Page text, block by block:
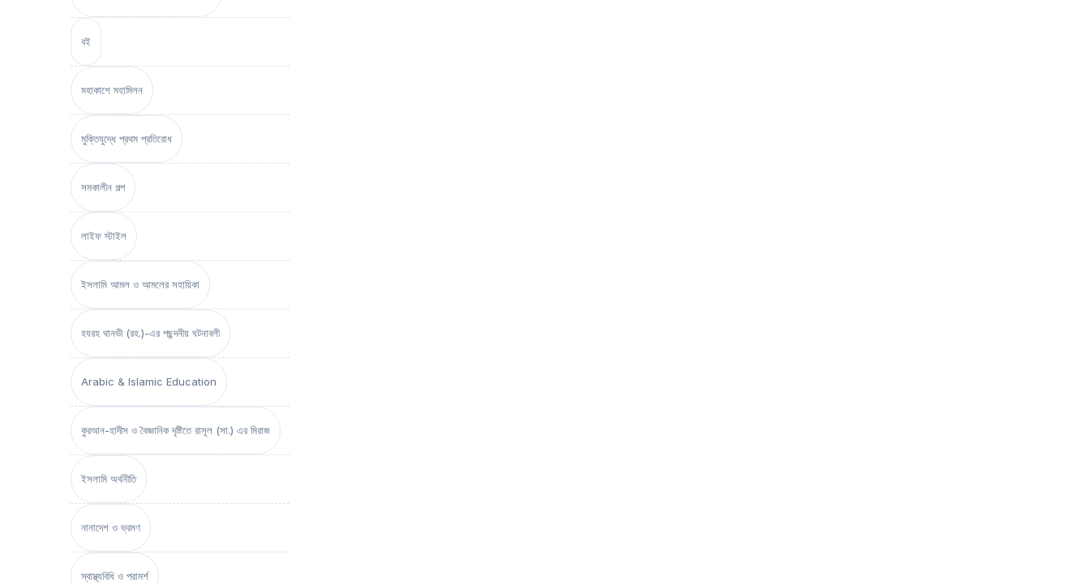
বই
মহাকাশে মহামিলন
মুক্তিযুদ্ধে প্রথম প্রতিরোধ
সমকালীন গল্প
লাইফ স্টাইল
ইসলামি আমল ও আমলের সহায়িকা
হযরহ থানভী (রহ.)-এর পছন্দনীয় ঘটনাবলী
Arabic & Islamic Education
কুরআন-হাদীস ও বৈজ্ঞানিক দৃষ্টিতে রাসূল (সা.) এর মিরাজ
ইসলামি অর্থনীতি
নানাদেশ ও ভ্রমণ
স্বাস্থ্যবিধি ও পরামর্শ